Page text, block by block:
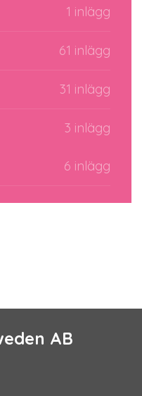
1 inlägg
61 inlägg
31 inlägg
3 inlägg
6 inlägg
AB